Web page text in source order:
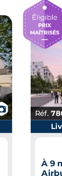
Réf.
À 9